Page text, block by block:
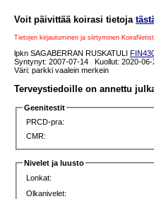
Voit päivittää koirasi tietoja
Tietojen kirjautuminen ja siirtyminen
lpkn SAGABERRAN RUSKATULI
Syntynyt: 2007-07-14 Kuollut: 2020-
Väri: parkki vaalein merkein
Terveystiedoille on annettu
Geenitestit
PRCD-pra:
CMR:
Nivelet ja luusto
Lonkat:
Olkanivelet: